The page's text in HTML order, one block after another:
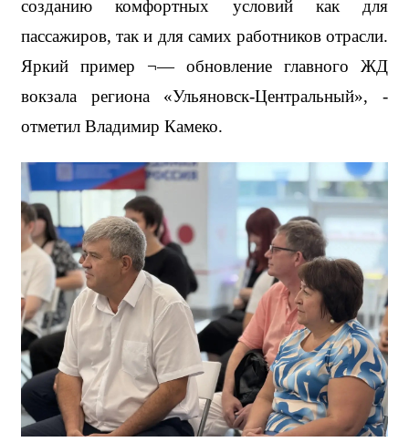
созданию комфортных условий как для
пассажиров, так и для самих работников отрасли.
Яркий пример ¬— обновление главного ЖД
вокзала региона «Ульяновск-Центральный», -
отметил Владимир Камеко.